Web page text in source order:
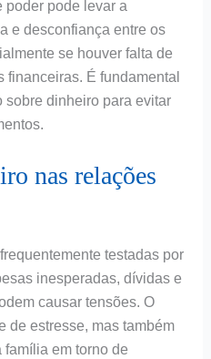
poder pode levar a
e desconfiança entre os
se houver falta de
É fundamental
dinheiro para evitar
nas relações
testadas por
inesperadas, dívidas e
causar tensões. O
de estresse, mas também
família em torno de